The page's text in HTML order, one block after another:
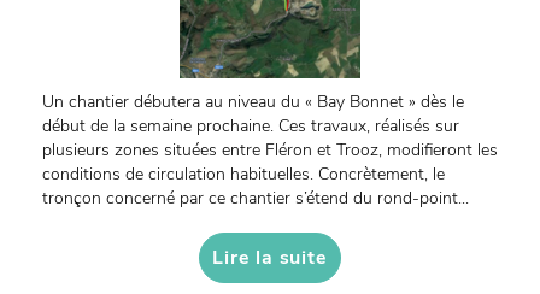
Un chantier débutera au niveau du « Bay Bonnet » dès le
début de la semaine prochaine. Ces travaux, réalisés sur
plusieurs zones situées entre Fléron et Trooz, modifieront les
conditions de circulation habituelles. Concrètement, le
tronçon concerné par ce chantier s’étend du rond-point...
Lire la suite